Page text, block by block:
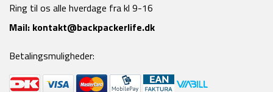
Ring til os alle hverdage fra kl 9-16
Mail: kontakt@backpackerlife.dk
Betalingsmuligheder: